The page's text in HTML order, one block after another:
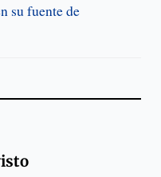
su fuente de